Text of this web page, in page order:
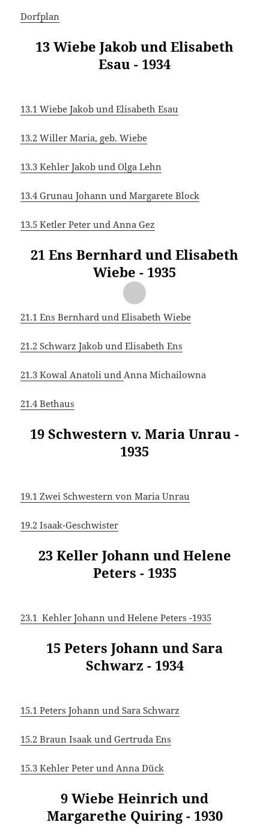
Dorfplan
13 Wiebe Jakob und Elisabeth
Esau - 1934
13.1 Wiebe Jakob und Elisabeth Esau
13.2 Willer Maria, geb. Wiebe
13.3 Kehler Jakob und Olga Lehn
13.4 Grunau Johann und Margarete Block
13.5 Ketler Peter und Anna Gez
21 Ens Bernhard und Elisabeth
Wiebe - 1935
21.1 Ens Bernhard und Elisabeth Wiebe
21.2 Schwarz Jakob und Elisabeth Ens
21.3 Kowal Anatoli und Anna Michailowna
21.4 Bethaus
19 Schwestern v. Maria Unrau -
1935
19.1 Zwei Schwestern von Maria Unrau
19.2 Isaak-Geschwister
23 Keller Johann und Helene
Peters - 1935
23.1 Kehler Johann und Helene Peters -1935
15 Peters Johann und Sara
Schwarz - 1934
15.1 Peters Johann und Sara Schwarz
15.2 Braun Isaak und Gertruda Ens
15.3 Kehler Peter und Anna Dück
9 Wiebe Heinrich und
Margarethe Quiring - 1930